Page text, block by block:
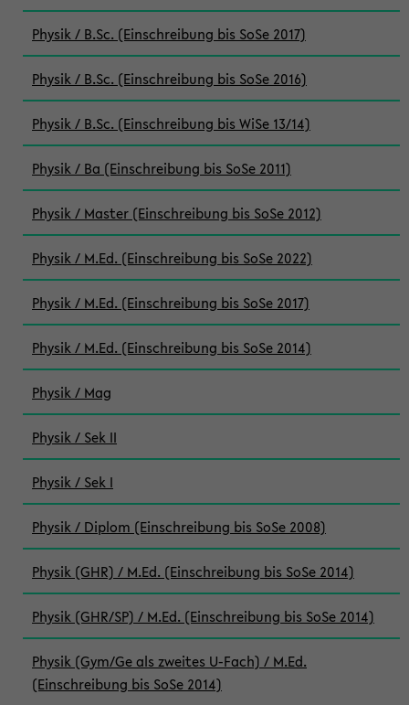
Physik / B.Sc. (Einschreibung bis SoSe 2017)
Physik / B.Sc. (Einschreibung bis SoSe 2016)
Physik / B.Sc. (Einschreibung bis WiSe 13/14)
Physik / Ba (Einschreibung bis SoSe 2011)
Physik / Master (Einschreibung bis SoSe 2012)
Physik / M.Ed. (Einschreibung bis SoSe 2022)
Physik / M.Ed. (Einschreibung bis SoSe 2017)
Physik / M.Ed. (Einschreibung bis SoSe 2014)
Physik / Mag
Physik / Sek II
Physik / Sek I
Physik / Diplom (Einschreibung bis SoSe 2008)
Physik (GHR) / M.Ed. (Einschreibung bis SoSe 2014)
Physik (GHR/SP) / M.Ed. (Einschreibung bis SoSe 2014)
Physik (Gym/Ge als zweites U-Fach) / M.Ed.
(Einschreibung bis SoSe 2014)